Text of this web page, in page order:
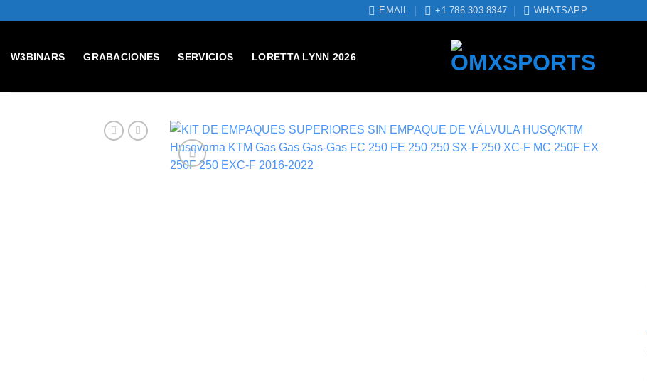
EMAIL +1 786 303 8347 WHATSAPP
W3BINARS GRABACIONES SERVICIOS LORETTA LYNN 2026